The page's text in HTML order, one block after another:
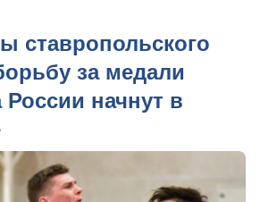
ставропольского
за медали
начнут в